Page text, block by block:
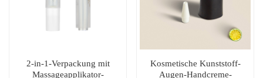
2-in-1-Verpackung mit
Massageapplikator-
Kosmetische Kunststoff-
Augen-Handcreme-